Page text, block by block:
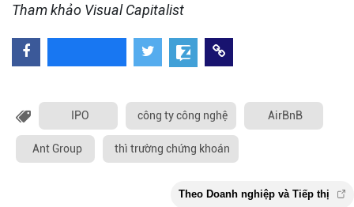
Tham khảo Visual Capitalist
IPO công ty công nghệ AirBnB
Ant Group thì trường chứng khoán